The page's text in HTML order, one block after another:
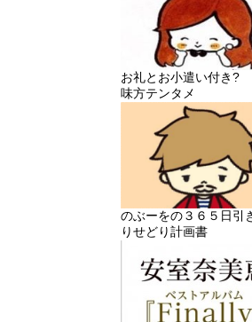
お礼とお小遣い付き?
味方テンタメ
のぶーをの３６５日引
りせどり計画書